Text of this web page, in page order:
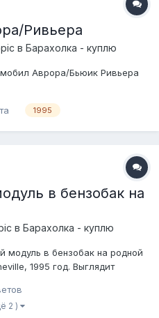
Ривьера
в Барахолка - куплю
Аврора/Бьюик Ривьера
1995
в бензобак на
в Барахолка - куплю
модуль в бензобак на родной
1995 год. Выглядит
2 )